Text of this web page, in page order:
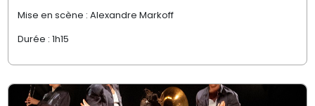
Mise en scène : Alexandre Markoff
Durée : 1h15